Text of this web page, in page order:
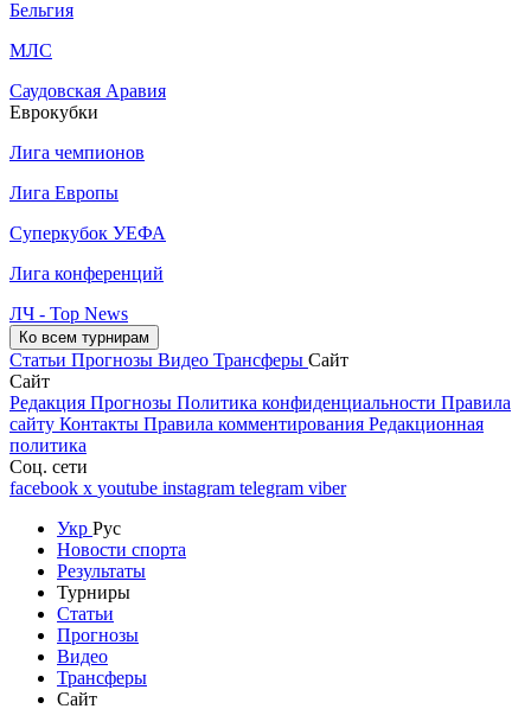
Бельгия
МЛС
Саудовская Аравия
Еврокубки
Лига чемпионов
Лига Европы
Суперкубок УЕФА
Лига конференций
ЛЧ - Top News
Ко всем турнирам
Статьи Прогнозы Видео Трансферы Сайт
Сайт
Редакция Прогнозы Политика конфиденциальности Правила
сайту Контакты Правила комментирования Редакционная
политика
Соц. сети
facebook x youtube instagram telegram viber
Укр Рус
Новости спорта
Результаты
Турниры
Статьи
Прогнозы
Видео
Трансферы
Сайт